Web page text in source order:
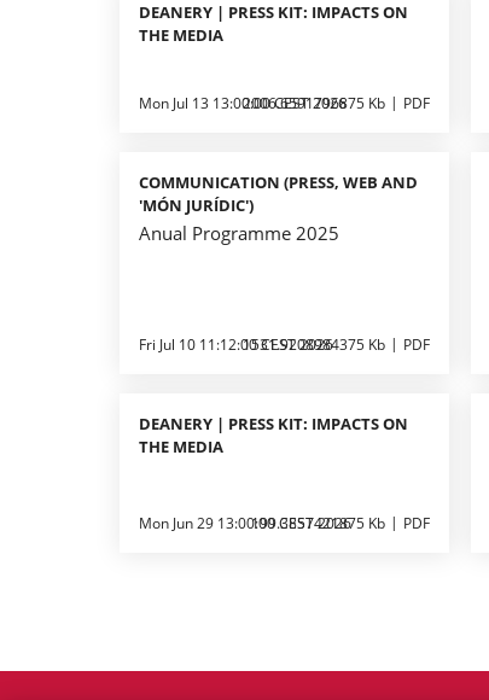
DEANERY | PRESS KIT: IMPACTS ON
THE MEDIA
Mon Jul 13 13:00:00 CEST 2026
2006.6591796875 Kb PDF
COMMUNICATION (PRESS, WEB AND
'MÓN JURÍDIC')
Anual Programme 2025
Fri Jul 10 11:12:00 CEST 2026
1531.9208984375 Kb PDF
DEANERY | PRESS KIT: IMPACTS ON
THE MEDIA
Mon Jun 29 13:00:00 CEST 2026
199.3857421875 Kb PDF